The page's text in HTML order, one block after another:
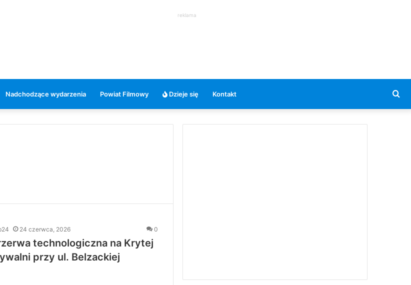
reklama
Nadchodzące wydarzenia Powiat Filmowy Dzieje się Kontakt
24 czerwca, 2026 0
technologiczna na Krytej
przy ul. Belzackiej